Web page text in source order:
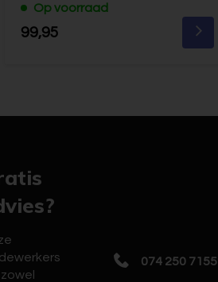
Op voorraad
99,95
zowel
074 250 7155